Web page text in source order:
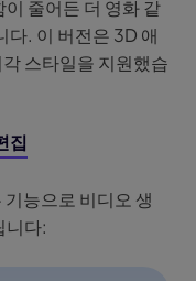
줄어든 더 영화 같
다. 이 버전은 3D 애
스타일을 지원했습
집
능으로 비디오 생
니다: